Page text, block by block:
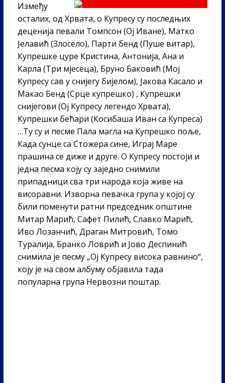
Између
осталих, од Хрвата, о Купресу су последњих
деценија певали Томпсон (Ој Иване), Матко
Јелавић (Злосело), Парти бенд (Пуше витар),
Купрешке цуре Кристина, Антонија, Ана и
Карла (Три мјесеца), Бруно Баковић (Мој
Купресу сав у снијегу бијелом), Јакова Касало и
Макао Бенд (Срце купрешко) , Купрешки
снијегови (Ој Купресу легендо Хрвата),
Купрешки бећари (Косибаша Иван са Купреса)
…Ту су и песме Пала магла на Купрешко поље,
Када сунце са Стожера сине, Играј Маре
прашина се диже и друге. О Купресу постоји и
једна песма коју су заједно снимили
припадници сва три народа која живе на
висоравни. Изворна певачка група у којој су
били поменути ратни председник општине
Митар Марић, Сафет Пилић, Славко Марић,
Иво Лозанчић, Драган Митровић, Томо
Туралија, Бранко Ловрић и Јово Деспинић
снимила је песму „Ој Купресу висока равнино“,
коју је на свом албуму објавила тада
популарна група Нервозни поштар.